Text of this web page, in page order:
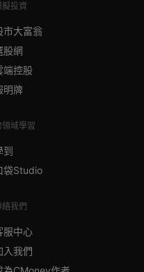
擬投資
市大富翁
股網
端控股
明牌
領域學習
到
袋Studio
絡我們
服中心
入我們